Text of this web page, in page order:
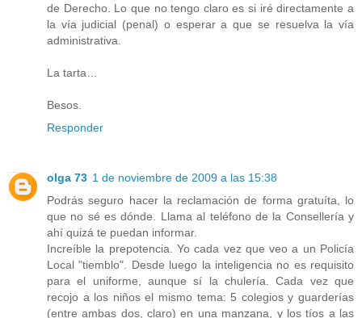
de Derecho. Lo que no tengo claro es si iré directamente a
la vía judicial (penal) o esperar a que se resuelva la vía
administrativa.
La tarta…
Besos.
Responder
olga 73 1 de noviembre de 2009 a las 15:38
Podrás seguro hacer la reclamación de forma gratuíta, lo
que no sé es dónde. Llama al teléfono de la Consellería y
ahí quizá te puedan informar.
Increíble la prepotencia. Yo cada vez que veo a un Policía
Local "tiemblo". Desde luego la inteligencia no es requisito
para el uniforme, aunque sí la chulería. Cada vez que
recojo a los niños el mismo tema: 5 colegios y guarderías
(entre ambas dos, claro) en una manzana, y los tíos a las